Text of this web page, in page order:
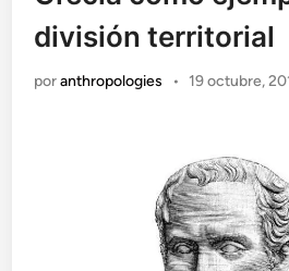
división territorial
poranthropologies • 19 octubre,